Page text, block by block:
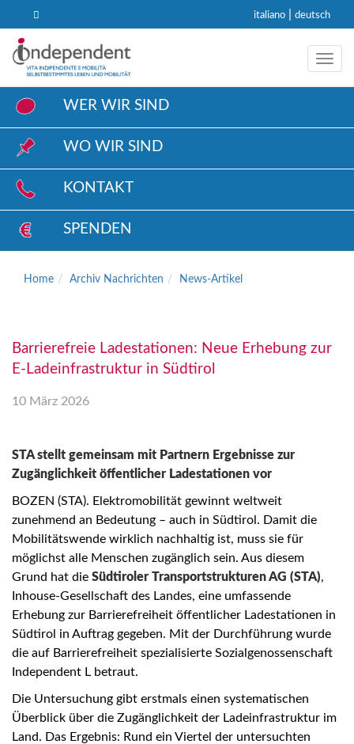
italiano deutsch
WER WIR SIND
WO WIR SIND
KONTAKT
SPENDEN
Home Archiv Nachrichten News-Artikel
Barrierefreie Ladestationen: Neue Erhebung zur
E-Ladeinfrastruktur in Südtirol
10 März 2026
STA stellt gemeinsam mit Partnern Ergebnisse zur
Zugänglichkeit öffentlicher Ladestationen vor
BOZEN (STA). Elektromobilität gewinnt weltweit
zunehmend an Bedeutung – auch in Südtirol. Damit die
Mobilitätswende wirklich nachhaltig ist, muss sie für
möglichst alle Menschen zugänglich sein. Aus diesem
Grund hat die Südtiroler Transportstrukturen AG (STA),
Inhouse-Gesellschaft des Landes, eine umfassende
Erhebung zur Barrierefreiheit öffentlicher Ladestationen in
Südtirol in Auftrag gegeben. Mit der Durchführung wurde
die auf Barrierefreiheit spezialisierte Sozialgenossenschaft
Independent L betraut.
Die Untersuchung gibt erstmals einen systematischen
Überblick über die Zugänglichkeit der Ladeinfrastruktur im
Land. Das Ergebnis: Rund ein Viertel der untersuchten